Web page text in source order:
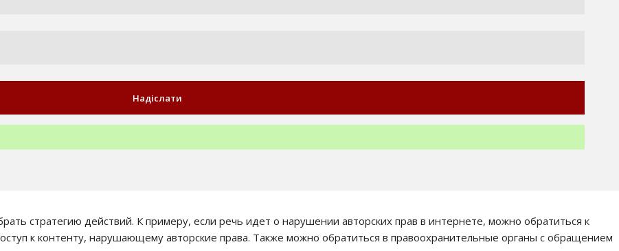
стратегию действий. К примеру, если речь идет о нарушении авторских прав в интернете, можно обратиться к
к контенту, нарушающему авторские права. Также можно обратиться в правоохранительные органы с обращением